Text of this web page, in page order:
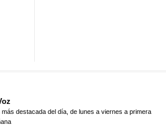
más destacada del día, de lunes a viernes a primera